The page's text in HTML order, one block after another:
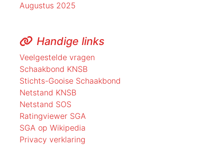
Augustus 2025
Handige links
Veelgestelde vragen
Schaakbond KNSB
Stichts-Gooise Schaakbond
Netstand KNSB
Netstand SOS
Ratingviewer SGA
SGA op Wikipedia
Privacy verklaring